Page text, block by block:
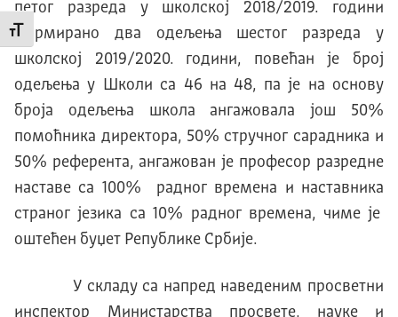
Промени величину слова
петог разреда у школској 2018/2019. години
формирано два одељења шестог разреда у
школској 2019/2020. години, повећан је број
одељења у Школи са 46 на 48, па је на основу
броја одељења школа ангажовала још 50%
помоћника директора, 50% стручног сарадника и
50% референта, ангажован је професор разредне
наставе са 100% радног времена и наставника
страног језика са 10% радног времена, чиме је
оштећен буџет Републике Србије.
У складу са напред наведеним просветни
инспектор Министарства просвете, науке и